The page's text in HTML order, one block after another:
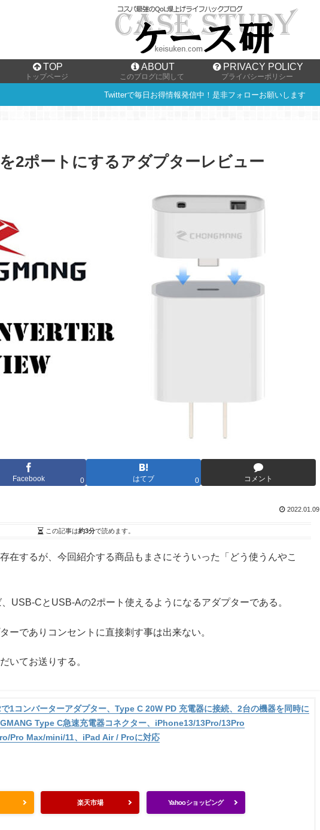
TOP
トップページ
ABOUT
このブログに関して
PRIVACY POLICY
プライバシーポリシー
Twitterで毎日お得情報発信中！是非フォローお願いします
2ポートにするアダプターレビュー
Facebook 0 はてブ 0 コメント
2022.01.09
この記事は約3分で読めます。
在するが、今回紹介する商品もまさにそういった「どう使うんやこ
USB-CとUSB-Aの2ポート使えるようになるアダプターである。
ーでありコンセントに直接刺す事は出来ない。
いてお送りする。
1コンバーターアダプター、Type C 20W PD 充電器に接続、2台の機器を同時に
Type C急速充電器コネクター、iPhone13/13Pro/13Pro
Pro Max/mini/11、iPad Air / Proに対応
楽天市場 Yahooショッピング